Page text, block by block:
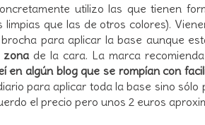
utilizo las que tienen
limpias que las de otros colores).
para aplicar la base aunque
zona de la cara. La marca
en algún blog que se rompían con
para aplicar toda la base sino
el precio pero unos 2 euros